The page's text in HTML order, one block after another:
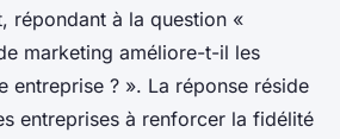
répondant à la question «
marketing améliore-t-il les
entreprise ? ». La réponse réside
entreprises à renforcer la fidélité